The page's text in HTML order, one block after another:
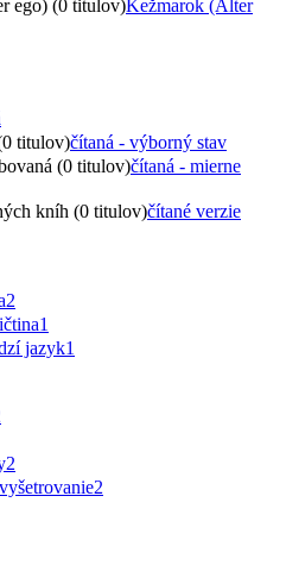
ego) (0 titulov)Kežmarok (Alter
titulov)čítaná - výborný stav
(0 titulov)čítaná - mierne
kníh (0 titulov)čítané verzie
2
1
jazyk1
2
vyšetrovanie2